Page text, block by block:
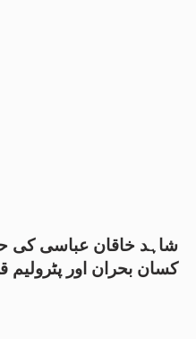
شاہد خاقان عباسی کی
کسان بحران اور پٹرولیم